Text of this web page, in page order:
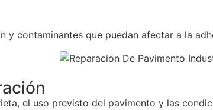
y contaminantes que puedan afectar a la
el uso previsto del pavimento y las